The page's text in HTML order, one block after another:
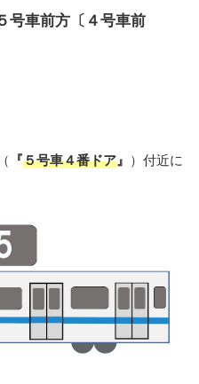
号車前方〔４号車前
『５号車４番ドア 』 ）付近に